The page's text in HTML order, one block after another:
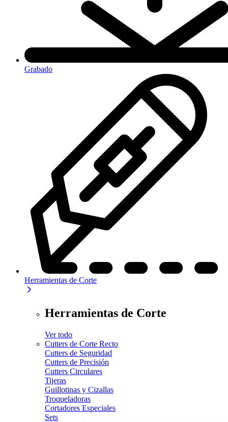
Grabado
Herramientas de Corte
Herramientas de Corte
Ver todo
Cutters de Corte Recto
Cutters de Seguridad
Cutters de Precisión
Cutters Circulares
Tijeras
Guillotinas y Cizallas
Troqueladoras
Cortadores Especiales
Sets